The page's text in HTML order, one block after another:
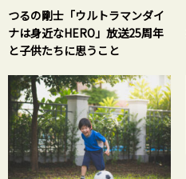
つるの剛士「ウルトラマンダイ
ナは身近なHERO」放送25周年
と子供たちに思うこと